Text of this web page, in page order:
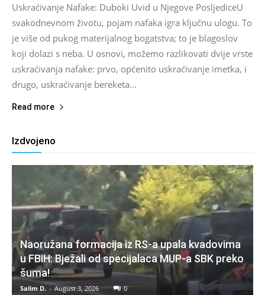
Uskraćivanje Nafake: Duboki Uvid u Njegove PosljediceU
svakodnevnom životu, pojam nafaka igra ključnu ulogu. To
je više od pukog materijalnog bogatstva; to je blagoslov
koji dolazi s neba. U osnovi, možemo razlikovati dvije vrste
uskraćivanja nafake: prvo, općenito uskraćivanje imetka, i
drugo, uskraćivanje bereketa...
Read more
Izdvojeno
Naoružana formacija iz RS-a upala kvadovima
u FBiH: Bježali od specijalaca MUP-a SBK preko
šuma!
Salim D. - August 3, 2026 0